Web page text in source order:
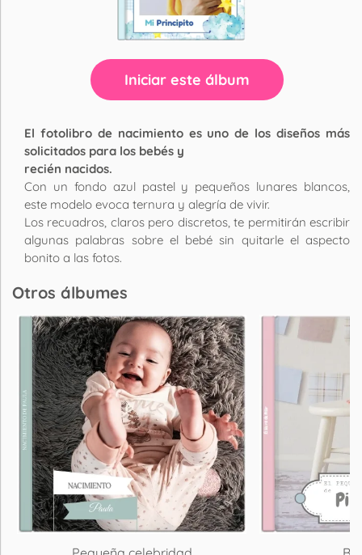
Iniciar este álbum
El fotolibro de nacimiento es uno de los diseños más
solicitados para los bebés y
recién nacidos.
Con un fondo azul pastel y pequeños lunares blancos,
este modelo evoca ternura y alegría de vivir.
Los recuadros, claros pero discretos, te permitirán escribir
algunas palabras sobre el bebé sin quitarle el aspecto
bonito a las fotos.
Otros álbumes